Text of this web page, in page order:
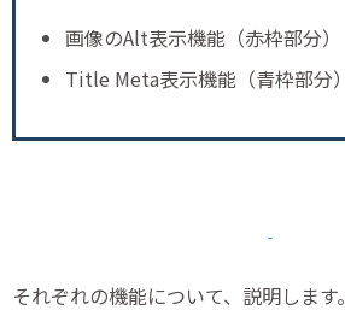
画像のAlt表示機能（赤枠部分）
Title Meta表示機能（青枠部分）
それぞれの機能について、説明します。